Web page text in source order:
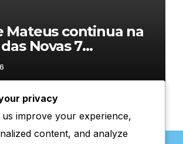
Mateus continua na
Novas 7
de Portugal
privacy
us improve your experience,
content, and analyze